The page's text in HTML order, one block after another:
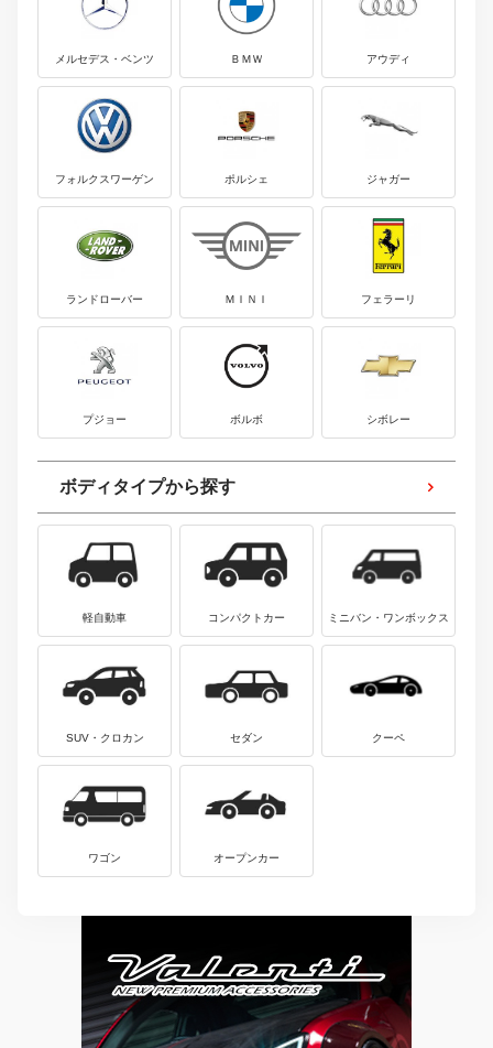
メルセデス・ベンツ ＢＭＷ アウディ
フォルクスワーゲン ポルシェ ジャガー
ランドローバー ＭＩＮＩ フェラーリ
プジョー ボルボ シボレー
ボディタイプから探す
軽自動車 コンパクトカー ミニバン・ワンボックス
SUV・クロカン セダン クーペ
ワゴン オープンカー